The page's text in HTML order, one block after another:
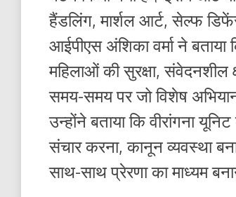
हैंडलिंग, मार्शल आर्ट, सेल्फ
आईपीएस अंशिका वर्मा ने
महिलाओं की सुरक्षा, संवेदनशील
समय-समय पर जो विशेष
उन्होंने बताया कि वीरांगना
संचार करना, कानून व्यवस्था
साथ-साथ प्रेरणा का माध्यम